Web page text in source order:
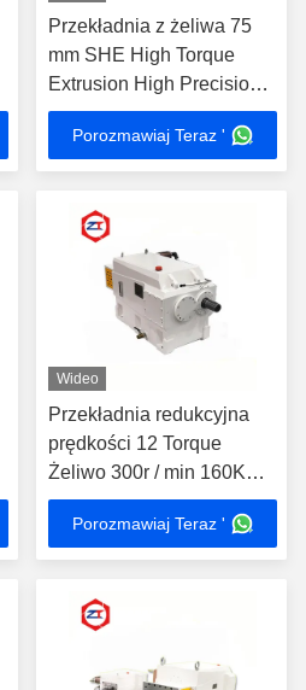
Przekładnia z żeliwa 75
mm SHE High Torque
Extrusion High Precision
Silnik z przekładnią prądu
stałego o wysokim
momencie obrotowym
Porozmawiaj Teraz '
Wideo
Przekładnia redukcyjna
prędkości 12 Torque
Żeliwo 300r / min 160KW
Podwójna śruba
przekładniowa Część
zamienna
Porozmawiaj Teraz '